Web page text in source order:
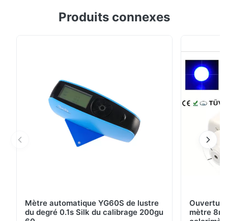
logiciel de contrôle de qualité Brève introduction : Le
D523, ASTM D2457. NHG268 répond à l'exigence de
Produits connexes
Mètre automatique YG60S de lustre
du degré 0.1s Silk du calibrage 200gu
mètre